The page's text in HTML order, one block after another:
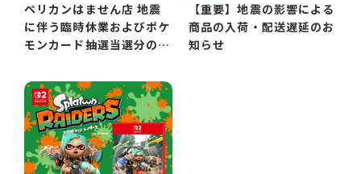
ペリカンはません店 地震
に伴う臨時休業およびポケ
モンカード抽選当選分のお
【重要】地震の影響による
商品の入荷・配送遅延のお
知らせ